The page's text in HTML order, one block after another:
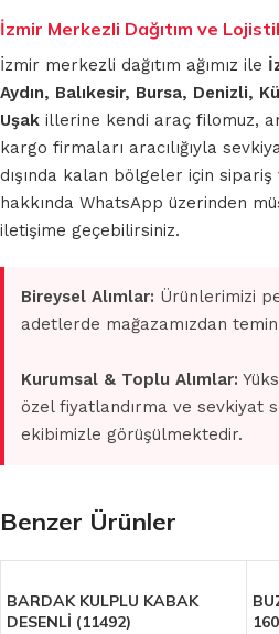
İzmir Merkezli Dağıtım ve
İzmir merkezli dağıtım ağımız ile
Aydın, Balıkesir, Bursa, Denizli,
Uşak illerine kendi araç filomuz,
kargo firmaları aracılığıyla
dışında kalan bölgeler için
hakkında WhatsApp üzerinden
iletişime geçebilirsiniz.
Bireysel Alımlar: Ürünlerimizi
adetlerde mağazamızdan
Kurumsal & Toplu Alımlar:
özel fiyatlandırma ve sevkiyat
ekibimizle görüşülmektedir.
Benzer Ürünler
BARDAK KULPLU KABAK
DESENLİ (11492)